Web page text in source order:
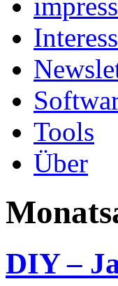
Tools
Über
DIY –